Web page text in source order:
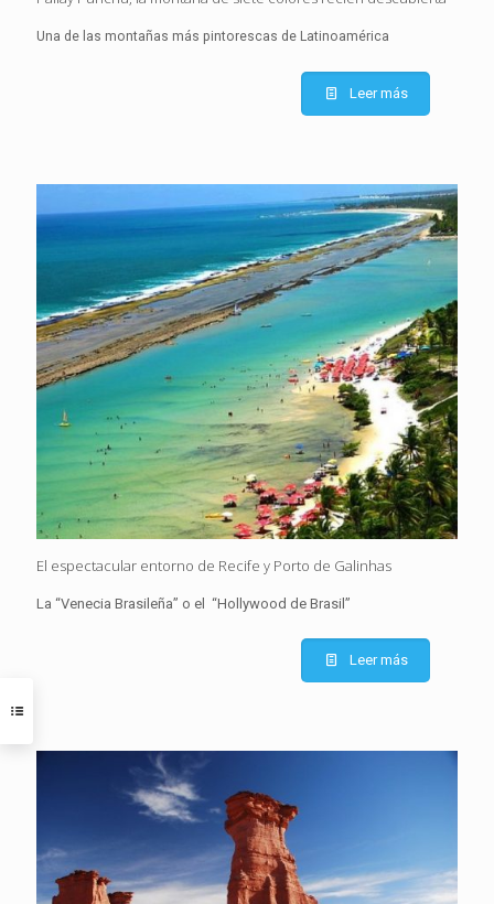
Una de las montañas más pintorescas de Latinoamérica
Leer más
El espectacular entorno de Recife y Porto de Galinhas
La “Venecia Brasileña” o el “Hollywood de Brasil”
Leer más